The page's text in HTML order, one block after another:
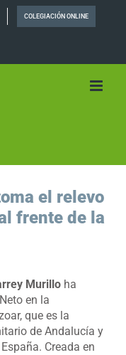
COLEGIACIÓN ONLINE
el relevo
frente de la
Murilloha
en la
que es la
de Andalucía y
Creada en